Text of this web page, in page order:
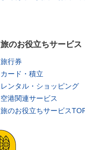
旅のお役立ちサービス
旅行券
カード・積立
レンタル・ショッピング
空港関連サービス
旅のお役立ちサービス